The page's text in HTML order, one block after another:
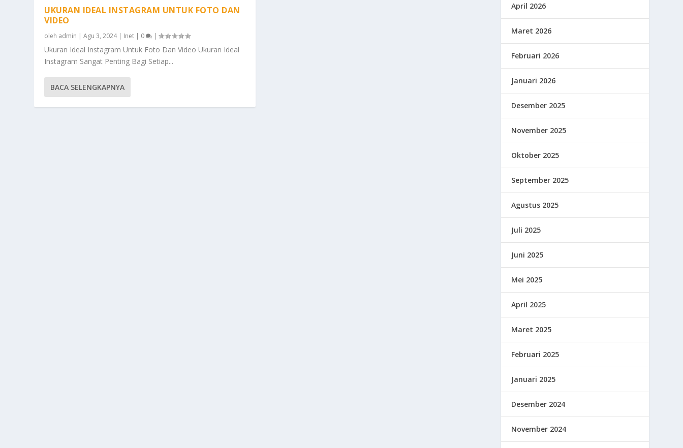
UKURAN IDEAL INSTAGRAM UNTUK FOTO DAN
VIDEO
oleh admin |Agu 3, 2024| Inet | 0 |
Ukuran Ideal Instagram Untuk Foto Dan Video Ukuran Ideal
Instagram Sangat Penting Bagi Setiap...
BACA SELENGKAPNYA
April 2026
Maret 2026
Februari 2026
Januari 2026
Desember 2025
November 2025
Oktober 2025
September 2025
Agustus 2025
Juli 2025
Juni 2025
Mei 2025
April 2025
Maret 2025
Februari 2025
Januari 2025
Desember 2024
November 2024